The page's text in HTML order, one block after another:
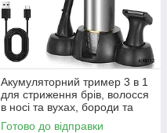
Акумуляторний тример 3 в 1
для стриження брів, волосся
в носі та вухах, бороди та
вусів DSP 40032
Готово до відправки